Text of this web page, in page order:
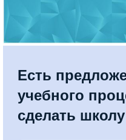
Есть
учебного
сделать